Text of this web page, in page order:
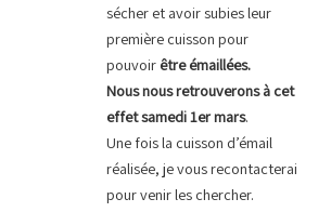
sécher et avoir subies leur
première cuisson pour
pouvoir être émaillées.
Nous nous retrouverons à cet
effet samedi 1er mars.
Une fois la cuisson d’émail
réalisée, je vous recontacterai
pour venir les chercher.